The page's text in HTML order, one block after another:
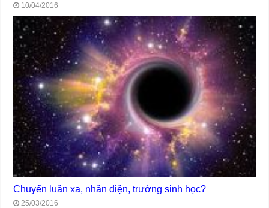
10/04/2016
Chuyển luân xa, nhân điện, trường sinh học?
25/03/2016